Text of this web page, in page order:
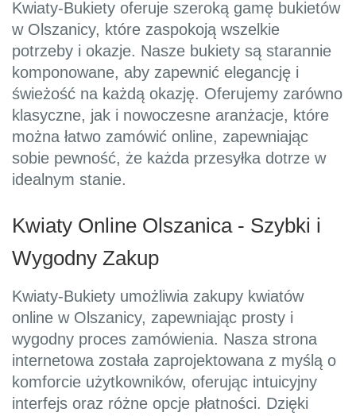
Kwiaty-Bukiety oferuje szeroką gamę bukietów
w Olszanicy, które zaspokoją wszelkie
potrzeby i okazje. Nasze bukiety są starannie
komponowane, aby zapewnić elegancję i
świeżość na każdą okazję. Oferujemy zarówno
klasyczne, jak i nowoczesne aranżacje, które
można łatwo zamówić online, zapewniając
sobie pewność, że każda przesyłka dotrze w
idealnym stanie.
Kwiaty Online Olszanica - Szybki i
Wygodny Zakup
Kwiaty-Bukiety umożliwia zakupy kwiatów
online w Olszanicy, zapewniając prosty i
wygodny proces zamówienia. Nasza strona
internetowa została zaprojektowana z myślą o
komforcie użytkowników, oferując intuicyjny
interfejs oraz różne opcje płatności. Dzięki